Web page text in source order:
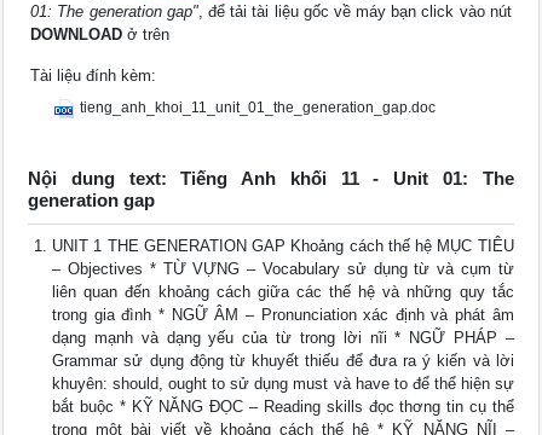
01: The generation gap", để tải tài liệu gốc về máy bạn click vào nút
DOWNLOAD ở trên
Tài liệu đính kèm:
tieng_anh_khoi_11_unit_01_the_generation_gap.doc
Nội dung text: Tiếng Anh khối 11 - Unit 01: The
generation gap
UNIT 1 THE GENERATION GAP Khoảng cách thế hệ MỤC TIÊU
– Objectives * TỪ VỰNG – Vocabulary sử dụng từ và cụm từ
liên quan đến khoảng cách giữa các thế hệ và những quy tắc
trong gia đình * NGỮ ÂM – Pronunciation xác định và phát âm
dạng mạnh và dạng yếu của từ trong lời nĩi * NGỮ PHÁP –
Grammar sử dụng động từ khuyết thiếu để đưa ra ý kiến và lời
khuyên: should, ought to sử dụng must và have to để thể hiện sự
bắt buộc * KỸ NĂNG ĐỌC – Reading skills đọc thơng tin cụ thể
trong một bài viết về khoảng cách thế hệ * KỸ NĂNG NĨI –